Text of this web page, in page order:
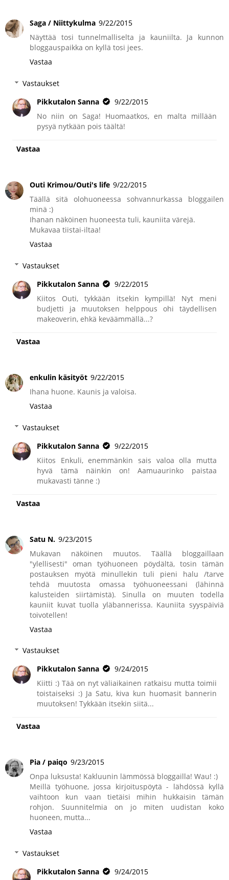
Saga / Niittykulma 9/22/2015
Näyttää tosi tunnelmalliselta ja kauniilta. Ja kunnon
bloggauspaikka on kyllä tosi jees.
Vastaa
Vastaukset
Pikkutalon Sanna
9/22/2015
No niin on Saga! Huomaatkos, en malta millään
pysyä nytkään pois täältä!
Vastaa
Outi Krimou/Outi's life 9/22/2015
Täällä sitä olohuoneessa sohvannurkassa bloggailen
minä :)
Ihanan näköinen huoneesta tuli, kauniita värejä.
Mukavaa tiistai-iltaa!
Vastaa
Vastaukset
Pikkutalon Sanna
9/22/2015
Kiitos Outi, tykkään itsekin kympillä! Nyt meni
budjetti ja muutoksen helppous ohi täydellisen
makeoverin, ehkä keväämmällä...?
Vastaa
enkulin käsityöt 9/22/2015
Ihana huone. Kaunis ja valoisa.
Vastaa
Vastaukset
Pikkutalon Sanna
9/22/2015
Kiitos Enkuli, enemmänkin sais valoa olla mutta
hyvä tämä näinkin on! Aamuaurinko paistaa
mukavasti tänne :)
Vastaa
Satu N. 9/23/2015
Mukavan näköinen muutos. Täällä bloggaillaan
"ylellisesti" oman työhuoneen pöydältä, tosin tämän
postauksen myötä minullekin tuli pieni halu /tarve
tehdä muutosta omassa työhuoneessani (lähinnä
kalusteiden siirtämistä). Sinulla on muuten todella
kauniit kuvat tuolla yläbannerissa. Kauniita syyspäiviä
toivotellen!
Vastaa
Vastaukset
Pikkutalon Sanna
9/24/2015
Kiitti :) Tää on nyt väliaikainen ratkaisu mutta toimii
toistaiseksi :) Ja Satu, kiva kun huomasit bannerin
muutoksen! Tykkään itsekin siitä...
Vastaa
Pia / paiqo 9/23/2015
Onpa luksusta! Kakluunin lämmössä bloggailla! Wau! :)
Meillä työhuone, jossa kirjoituspöytä - lähdössä kyllä
vaihtoon kun vaan tietäisi mihin hukkaisin tämän
rohjon. Suunnitelmia on jo miten uudistan koko
huoneen, mutta...
Vastaa
Vastaukset
Pikkutalon Sanna
9/24/2015